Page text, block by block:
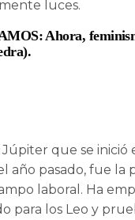
luces.
Ahora,
que se inició
año pasado, fue la
laboral. Ha
para los Leo y